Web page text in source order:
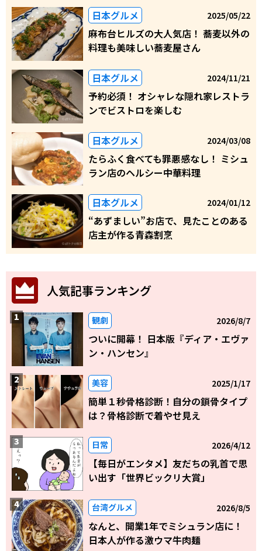
日本グルメ 2025/05/22
麻布台ヒルズの大人気店！ 蕎麦以外の
料理も美味しい蕎麦屋さん
日本グルメ 2024/11/21
予約必須！ オシャレな隠れ家レストラ
ンでビストロを楽しむ
日本グルメ 2024/03/08
たらふく食べても罪悪感なし！ ミシュ
ラン店のヘルシー中華料理
日本グルメ 2024/01/12
“あずましい”お店で、見たことのある
店主が作る青森割烹
人気記事ランキング
観劇 2026/8/7
ついに開幕！ 日本版『ディア・エヴァ
ン・ハンセン』
美容 2025/1/17
簡単１秒骨格診断！自分の鎖骨タイプ
は？骨格診断で着やせ見え
日常 2026/4/12
【毎日がエンタメ】友だちの乳首で思
い出す「世界ビックリ大賞」
台湾グルメ 2026/8/5
なんと、開業1年でミシュラン店に！
日本人が作る激ウマ牛肉麺